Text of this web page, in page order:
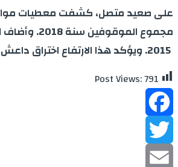
Post Views:791
Facebook
Twitter